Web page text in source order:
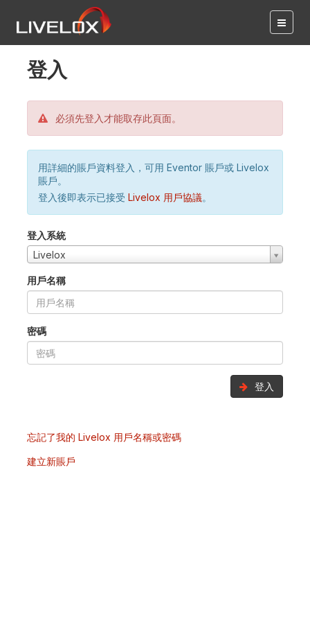
登入
必須先登入才能取存此頁面。
用詳細的賬戶資料登入，可用 Eventor 賬戶或 Livelox
賬戶。
登入後即表示已接受 Livelox 用戶協議。
登入系統
Livelox
用戶名稱
密碼
登入
忘記了我的 Livelox 用戶名稱或密碼
建立新賬戶